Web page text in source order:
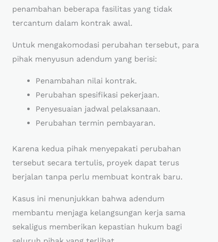
penambahan beberapa fasilitas yang tidak
tercantum dalam kontrak awal.
Untuk mengakomodasi perubahan tersebut, para
pihak menyusun adendum yang berisi:
Penambahan nilai kontrak.
Perubahan spesifikasi pekerjaan.
Penyesuaian jadwal pelaksanaan.
Perubahan termin pembayaran.
Karena kedua pihak menyepakati perubahan
tersebut secara tertulis, proyek dapat terus
berjalan tanpa perlu membuat kontrak baru.
Kasus ini menunjukkan bahwa adendum
membantu menjaga kelangsungan kerja sama
sekaligus memberikan kepastian hukum bagi